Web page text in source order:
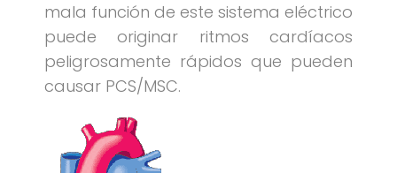
mala función de este sistema eléctrico
puede originar ritmos cardíacos
peligrosamente rápidos que pueden
causar PCS/MSC.